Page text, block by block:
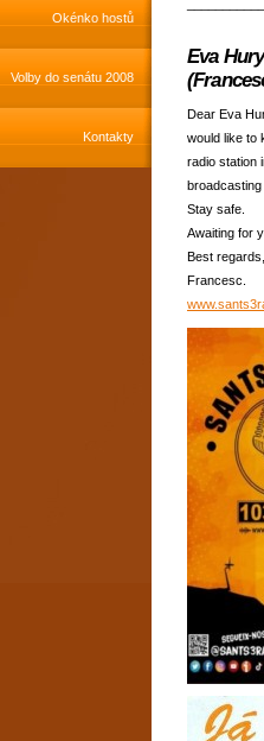
Okénko hostů
Volby do senátu 2008
Kontakty
Eva
Dear Eva
would like to
radio station
broadcasting
Stay safe.
Awaiting for
Best regards,
Francesc.